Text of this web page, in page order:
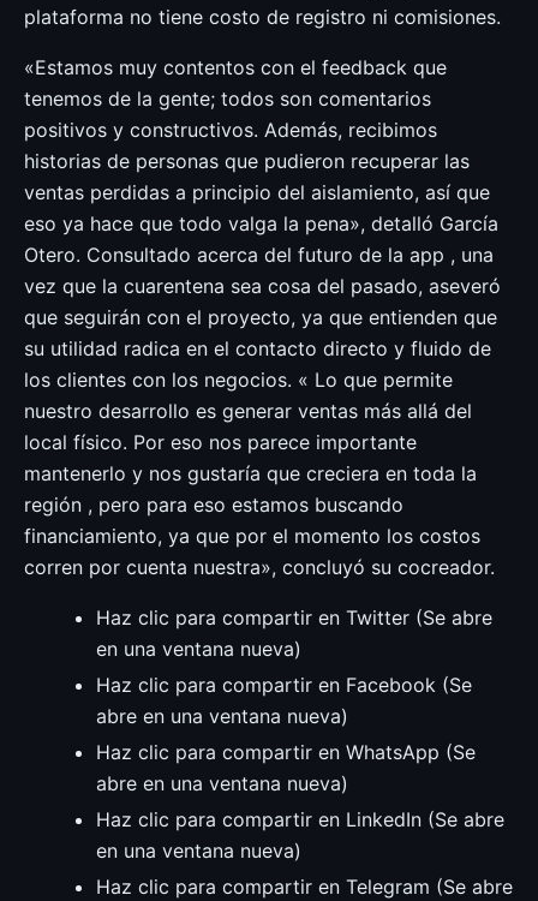
plataforma no tiene costo de registro ni comisiones.
«Estamos muy contentos con el feedback que
tenemos de la gente; todos son comentarios
positivos y constructivos. Además, recibimos
historias de personas que pudieron recuperar las
ventas perdidas a principio del aislamiento, así que
eso ya hace que todo valga la pena», detalló García
Otero. Consultado acerca del futuro de la app , una
vez que la cuarentena sea cosa del pasado, aseveró
que seguirán con el proyecto, ya que entienden que
su utilidad radica en el contacto directo y fluido de
los clientes con los negocios. « Lo que permite
nuestro desarrollo es generar ventas más allá del
local físico. Por eso nos parece importante
mantenerlo y nos gustaría que creciera en toda la
región , pero para eso estamos buscando
financiamiento, ya que por el momento los costos
corren por cuenta nuestra», concluyó su cocreador.
Haz clic para compartir en Twitter (Se abre
en una ventana nueva)
Haz clic para compartir en Facebook (Se
abre en una ventana nueva)
Haz clic para compartir en WhatsApp (Se
abre en una ventana nueva)
Haz clic para compartir en LinkedIn (Se abre
en una ventana nueva)
Haz clic para compartir en Telegram (Se abre